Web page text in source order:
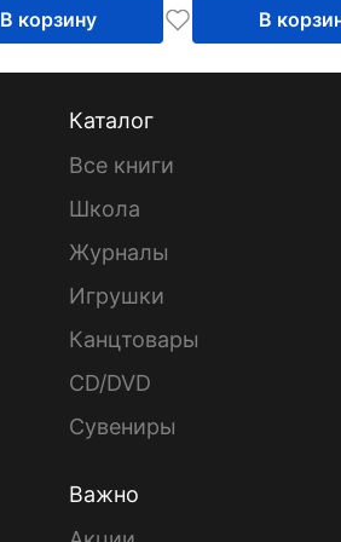
В корзину В
Каталог
Все книги
Школа
Журналы
Игрушки
Канцтовары
CD/DVD
Сувениры
Важно